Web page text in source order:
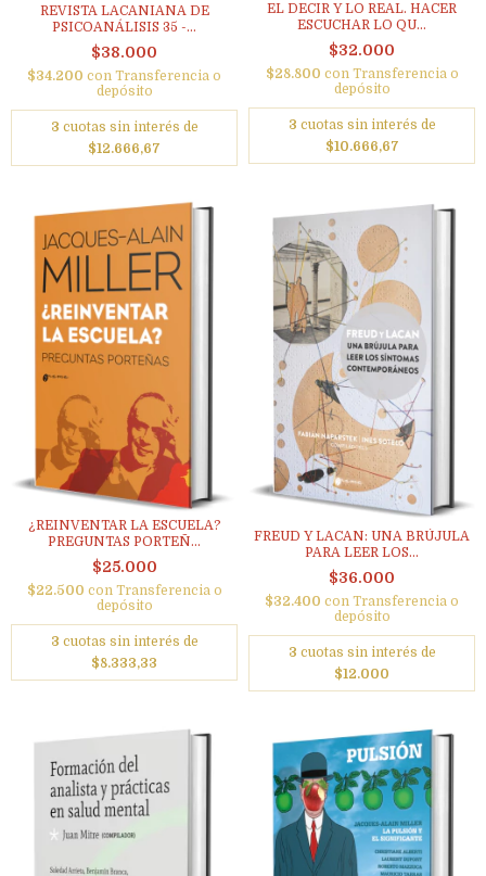
REVISTA LACANIANA DE
PSICOANÁLISIS 35 -...
$38.000
$34.200 con Transferencia o
depósito
3 cuotas sin interés de
$12.666,67
EL DECIR Y LO REAL. HACER
ESCUCHAR LO QU...
$32.000
$28.800 con Transferencia o
depósito
3 cuotas sin interés de
$10.666,67
¿REINVENTAR LA ESCUELA?
PREGUNTAS PORTEÑ...
$25.000
$22.500 con Transferencia o
depósito
3 cuotas sin interés de
$8.333,33
FREUD Y LACAN: UNA BRÚJULA
PARA LEER LOS...
$36.000
$32.400 con Transferencia o
depósito
3 cuotas sin interés de
$12.000